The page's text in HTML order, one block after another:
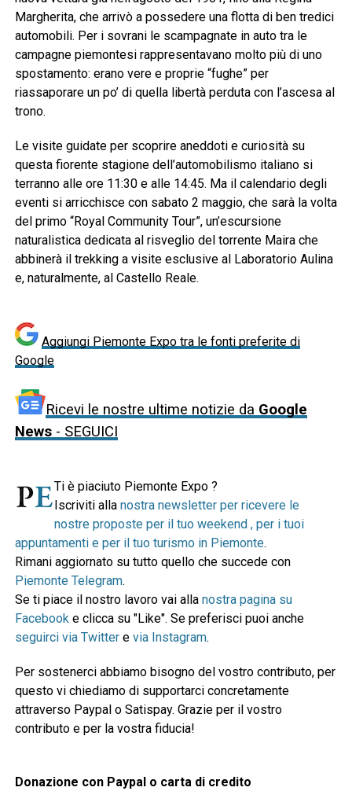
Margherita, che arrivò a possedere una flotta di ben tredici
automobili. Per i sovrani le scampagnate in auto tra le
campagne piemontesi rappresentavano molto più di uno
spostamento: erano vere e proprie “fughe” per
riassaporare un po’ di quella libertà perduta con l’ascesa al
trono.
Le visite guidate per scoprire aneddoti e curiosità su
questa fiorente stagione dell’automobilismo italiano si
terranno alle ore 11:30 e alle 14:45. Ma il calendario degli
eventi si arricchisce con sabato 2 maggio, che sarà la volta
del primo “Royal Community Tour”, un’escursione
naturalistica dedicata al risveglio del torrente Maira che
abbinerà il trekking a visite esclusive al Laboratorio Aulina
e, naturalmente, al Castello Reale.
Aggiungi Piemonte Expo tra le fonti preferite di
Google
Ricevi le nostre ultime notizie da Google
News- SEGUICI
Ti è piaciuto Piemonte Expo ?
Iscriviti alla nostra newsletter per ricevere le
nostre proposte per il tuo weekend , per i tuoi
appuntamenti e per il tuo turismo in Piemonte.
Rimani aggiornato su tutto quello che succede con
Piemonte Telegram.
Se ti piace il nostro lavoro vai alla nostra pagina su
Facebooke clicca su "Like". Se preferisci puoi anche
seguirci via Twittere via Instagram.
Per sostenerci abbiamo bisogno del vostro contributo, per
questo vi chiediamo di supportarci concretamente
attraverso Paypal o Satispay. Grazie per il vostro
contributo e per la vostra fiducia!
Donazione con Paypal o carta di credito